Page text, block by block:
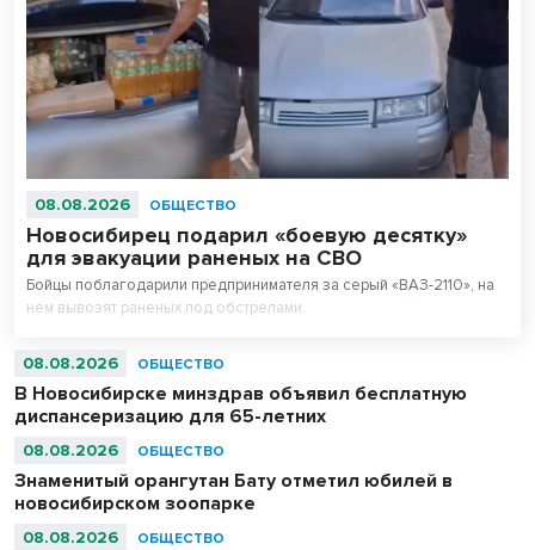
08.08.2026 ОБЩЕСТВО
Новосибирец подарил «боевую десятку»
для эвакуации раненых на СВО
Бойцы поблагодарили предпринимателя за серый «ВАЗ-2110», на
нем вывозят раненых под обстрелами.
08.08.2026 ОБЩЕСТВО
В Новосибирске минздрав объявил бесплатную
диспансеризацию для 65-летних
08.08.2026 ОБЩЕСТВО
Знаменитый орангутан Бату отметил юбилей в
новосибирском зоопарке
08.08.2026 ОБЩЕСТВО